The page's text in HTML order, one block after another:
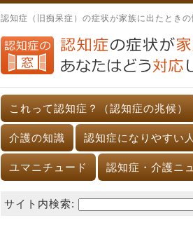
認知症（旧痴呆症）の症状が家族に出たとき
これって認知症？（認知症の兆候）
介護の知識 認知症になりやすい人
ユマニチュード 認知症・介護ニ
サイト内検索: